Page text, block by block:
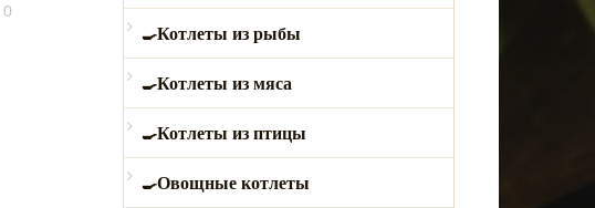
0
Котлеты из рыбы
Котлеты из мяса
Котлеты из птицы
Овощные котлеты